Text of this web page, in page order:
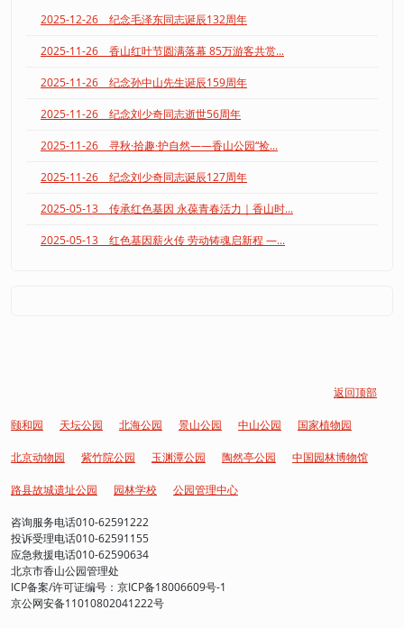
2025-12-26 纪念毛泽东同志诞辰132周年
2025-11-26 香山红叶节圆满落幕 85万游客共赏...
2025-11-26 纪念孙中山先生诞辰159周年
2025-11-26 纪念刘少奇同志逝世56周年
2025-11-26 寻秋·拾趣·护自然——香山公园“捡...
2025-11-26 纪念刘少奇同志诞辰127周年
2025-05-13 传承红色基因 永葆青春活力｜香山时...
2025-05-13 红色基因薪火传 劳动铸魂启新程 —...
返回顶部
颐和园 天坛公园 北海公园 景山公园 中山公园 国家植物园
北京动物园 紫竹院公园 玉渊潭公园 陶然亭公园 中国园林博物馆
路县故城遗址公园 园林学校 公园管理中心
咨询服务电话010-62591222
投诉受理电话010-62591155
应急救援电话010-62590634
北京市香山公园管理处
ICP备案/许可证编号：京ICP备18006609号-1
京公网安备11010802041222号